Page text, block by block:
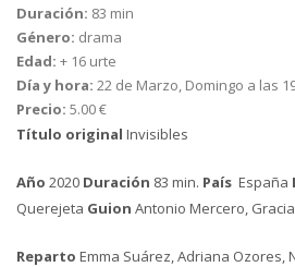
Duración: 83 min
Género: drama
Edad: + 16 urte
Día y hora: 22 de Marzo, Domingo a las
Precio: 5.00 €
Título original Invisibles
Año 2020 Duración 83 min. País España
Querejeta Guion Antonio Mercero,
Reparto Emma Suárez, Adriana Ozores,